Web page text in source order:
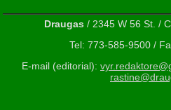
Draugas/ 2345 W 56 St. /
Tel: 773-585-9500 /
E-mail (editorial):